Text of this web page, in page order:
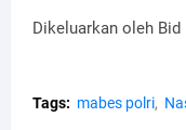
Dikeluarkan oleh
Tags: mabes polri